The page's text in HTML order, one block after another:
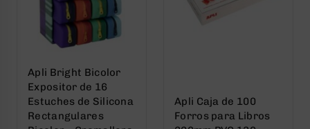
Apli Bright Bicolor
Expositor de 16
Estuches de Silicona
Rectangulares
Apli Caja de 100
Forros para Libros